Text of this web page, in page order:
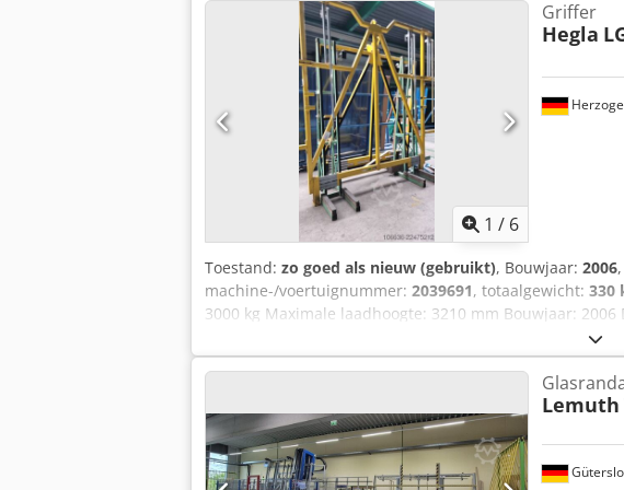
6 stuks, elk 5.083 kg = 30.500 kg 7.3 Prestatiegegevens
Temperatuurregelbereik: 550 – 1.100°C Maximaal
Veiligheidsuitschakeltemperatuur: 1.180°C
gewicht Maximaal toegestane opwarmingssnelheid: 60
afmetingen zijn breedte x hoogte x diepte of Ø x hoogte.
Dcodpfxszpbmbe Agpjk 7.4.1 Aardgas
bar Maximaal volumestroom: 334 m³(n)/u / 118 m³(b)/
Samenstelling: omgevingslucht Verbrandingsluchtdruk:
m³(n)/u Temperatuur: +5 tot +40°C 7.4.3
Aansluitvermogen: 83 kW 7.5 Ovendruk Regelbereik: -
gedurende langer dan 10 seconden
1 / 6
Griffer
Hegla
Toestand: zo goed als nieuw (gebruikt), Bouwjaar: 2006
machine-/voertuignummer: 2039691, totaalgewicht: 330
3000 kg Maximale laadhoogte: 3210 mm Bouwjaar:
Lemuth